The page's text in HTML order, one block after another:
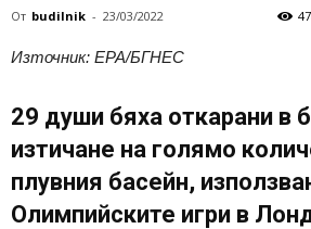
От budilnik - 23/03/2022
Източник: EPA/БГНЕС
29 души бяха откарани в
изтичане на голямо
плувния басейн,
Олимпийските игри в